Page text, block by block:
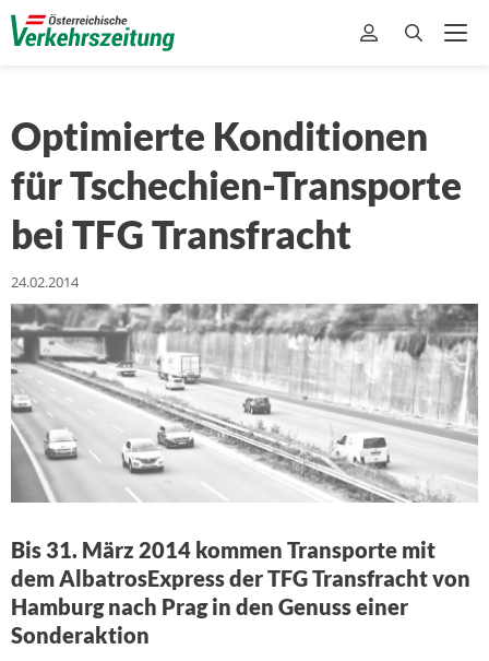
Optimierte Konditionen
für Tschechien-Transporte
bei TFG Transfracht
24.02.2014
Bis 31. März 2014 kommen Transporte mit
dem AlbatrosExpress der TFG Transfracht von
Hamburg nach Prag in den Genuss einer
Sonderaktion